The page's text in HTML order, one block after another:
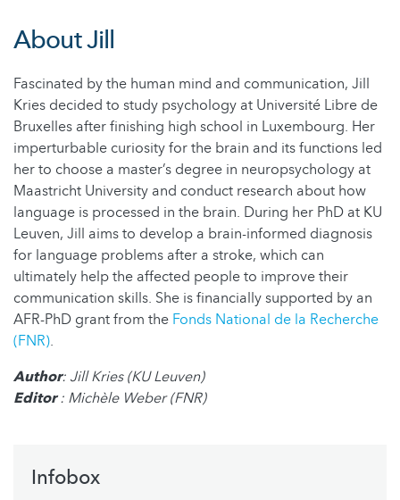
About Jill
Fascinated by the human mind and communication, Jill
Kries decided to study psychology at Université Libre de
Bruxelles after finishing high school in Luxembourg. Her
imperturbable curiosity for the brain and its functions led
her to choose a master’s degree in neuropsychology at
Maastricht University and conduct research about how
language is processed in the brain. During her PhD at KU
Leuven, Jill aims to develop a brain-informed diagnosis
for language problems after a stroke, which can
ultimately help the affected people to improve their
communication skills. She is financially supported by an
AFR-PhD grant from the Fonds National de la Recherche
(FNR).
Author: Jill Kries (KU Leuven)
Editor: Michèle Weber (FNR)
Infobox